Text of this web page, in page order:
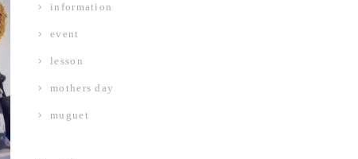
information
event
lesson
mothers day
muguet